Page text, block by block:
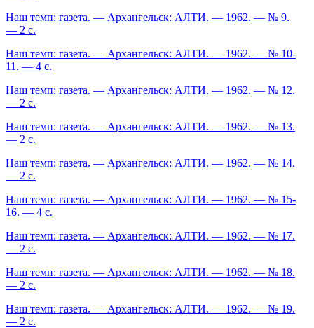
Наш темп: газета. — Архангельск: АЛТИ. — 1962. — № 9.
— 2 с.
Наш темп: газета. — Архангельск: АЛТИ. — 1962. — № 10-
11. — 4 с.
Наш темп: газета. — Архангельск: АЛТИ. — 1962. — № 12.
— 2 с.
Наш темп: газета. — Архангельск: АЛТИ. — 1962. — № 13.
— 2 с.
Наш темп: газета. — Архангельск: АЛТИ. — 1962. — № 14.
— 2 с.
Наш темп: газета. — Архангельск: АЛТИ. — 1962. — № 15-
16. — 4 с.
Наш темп: газета. — Архангельск: АЛТИ. — 1962. — № 17.
— 2 с.
Наш темп: газета. — Архангельск: АЛТИ. — 1962. — № 18.
— 2 с.
Наш темп: газета. — Архангельск: АЛТИ. — 1962. — № 19.
— 2 с.